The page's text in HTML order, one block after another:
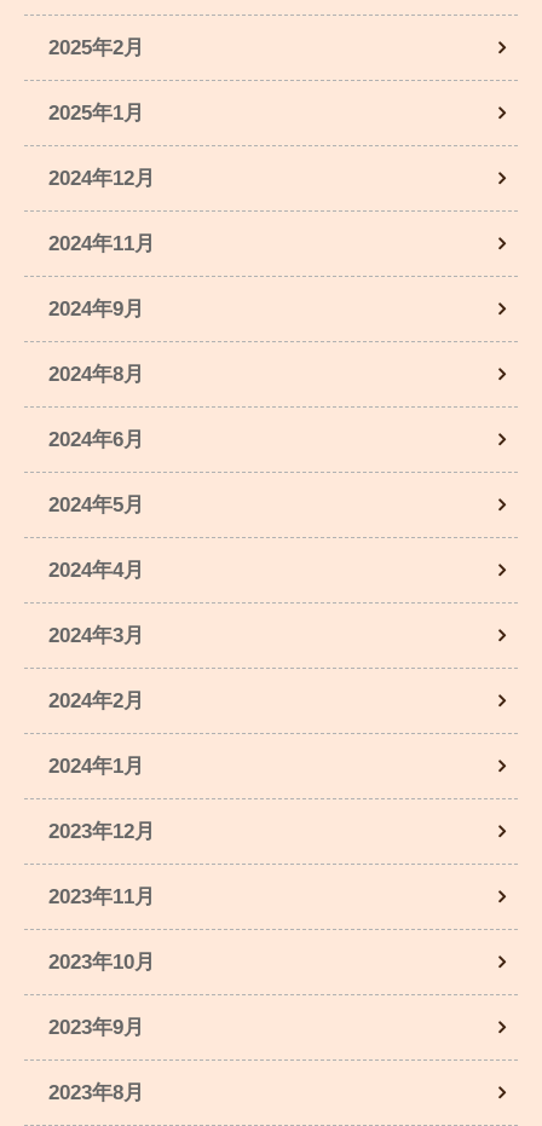
2025年2月
2025年1月
2024年12月
2024年11月
2024年9月
2024年8月
2024年6月
2024年5月
2024年4月
2024年3月
2024年2月
2024年1月
2023年12月
2023年11月
2023年10月
2023年9月
2023年8月